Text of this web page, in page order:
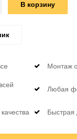
В корзину
Монтаж
Любая
Быстрая